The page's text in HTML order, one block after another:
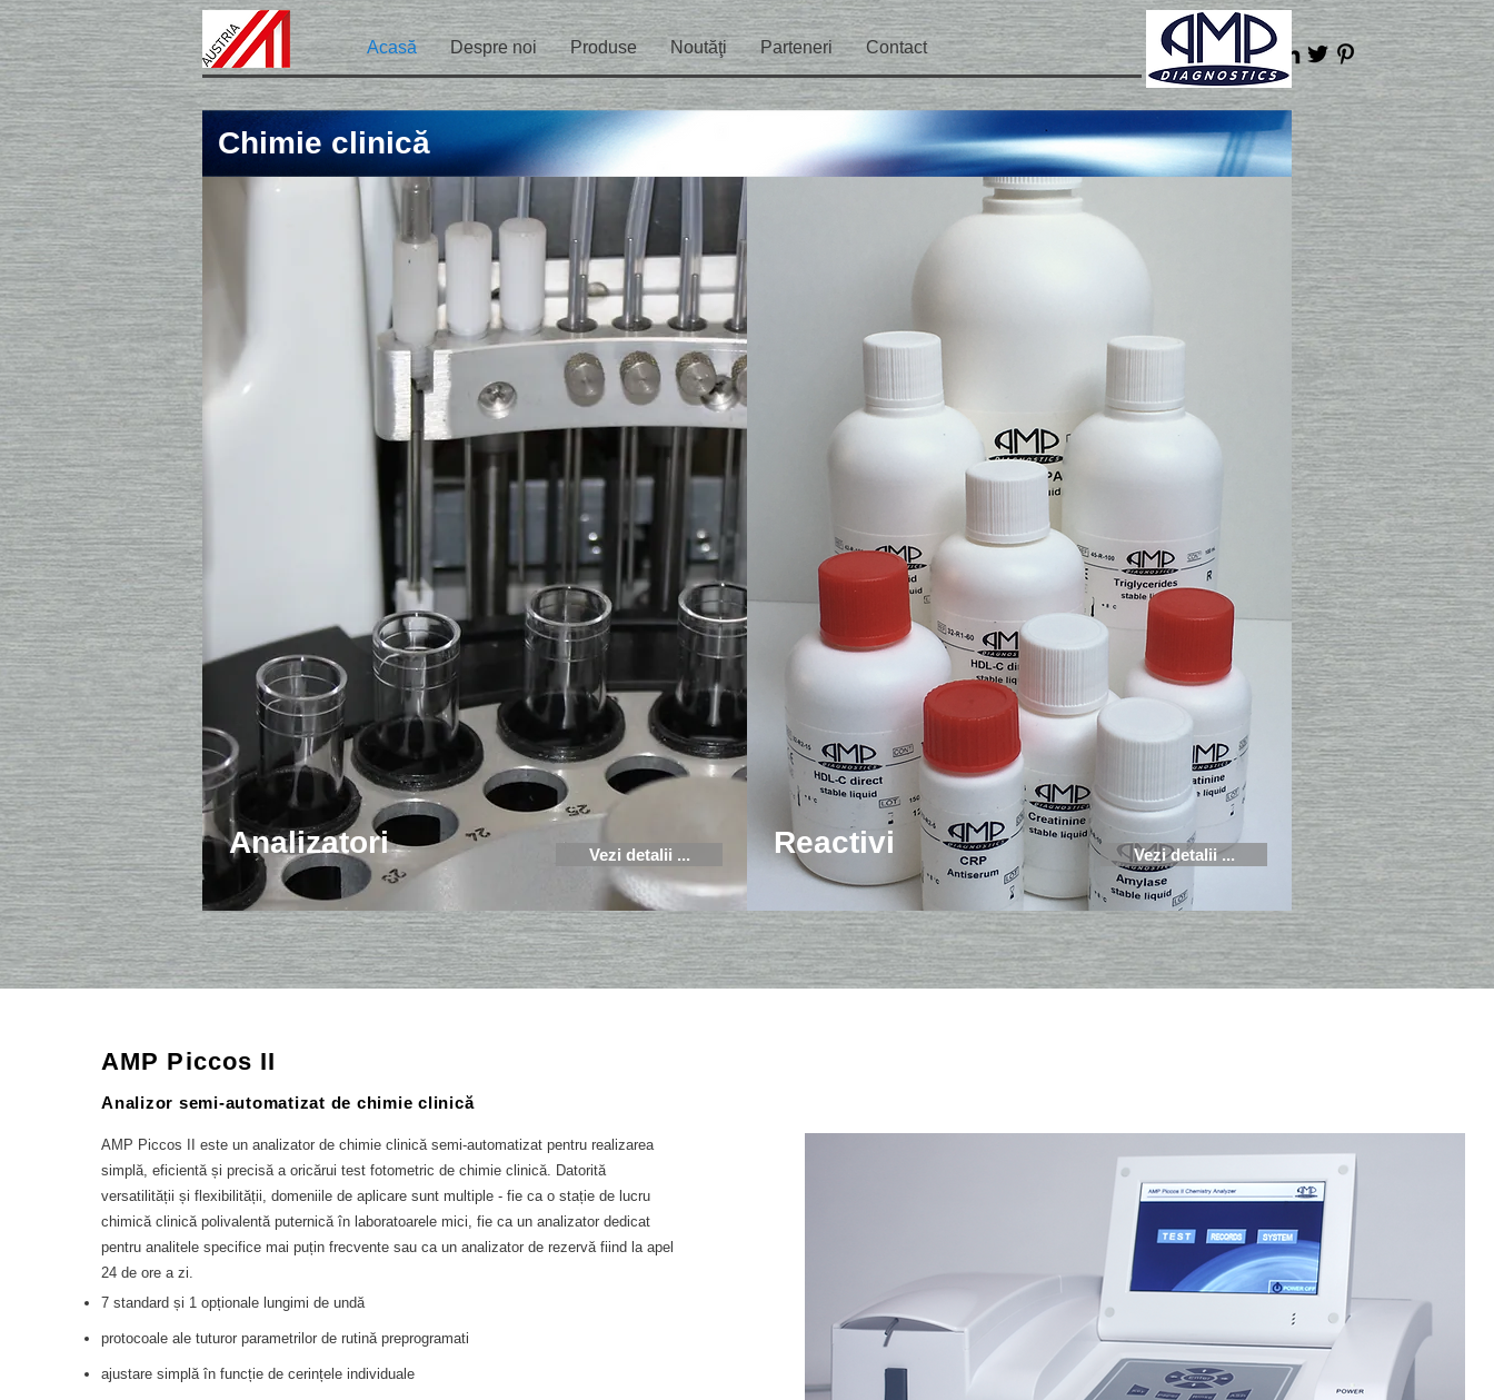
Acasă Despre noi Produse Noutăţi Parteneri Contact
Chimie clinică
Analizatori Vezi detalii ... Reactivi Vezi detalii ...
AMP Piccos II
Analizor semi-automatizat de chimie clinică
AMP Piccos II este un analizator de chimie clinică semi-automatizat pentru realizarea
simplă, eficientă și precisă a oricărui test fotometric de chimie clinică. Datorită
versatilității și flexibilității, domeniile de aplicare sunt multiple - fie ca o stație de lucru
chimică clinică polivalentă puternică în laboratoarele mici, fie ca un analizator dedicat
pentru analitele specifice mai puțin frecvente sau ca un analizator de rezervă fiind la apel
24 de ore a zi.
7 standard și 1 opționale lungimi de undă
protocoale ale tuturor parametrilor de rutină preprogramati
ajustare simplă în funcție de cerințele individuale